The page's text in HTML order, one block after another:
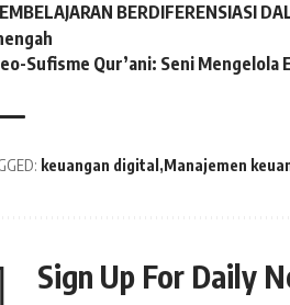
BERDIFERENSIASI
Sufisme Qur’ani: Seni Mengelola
keuangan digital Manajemen
Sign Up For Daily